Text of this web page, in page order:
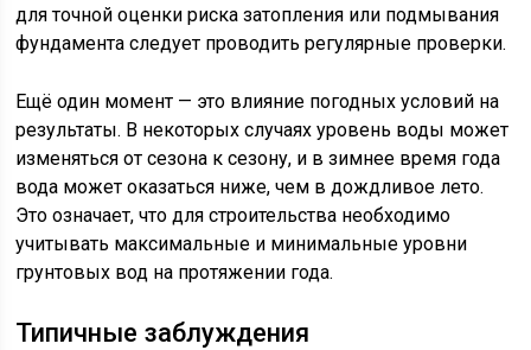
для точной оценки риска затопления или подмывания
фундамента следует проводить регулярные проверки.
Ещё один момент — это влияние погодных условий на
результаты. В некоторых случаях уровень воды может
изменяться от сезона к сезону, и в зимнее время года
вода может оказаться ниже, чем в дождливое лето.
Это означает, что для строительства необходимо
учитывать максимальные и минимальные уровни
грунтовых вод на протяжении года.
Типичные заблуждения